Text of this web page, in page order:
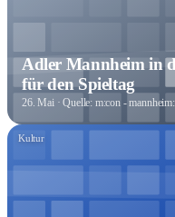
Adler Mannheim in
für den Spieltag
26. Mai· Quelle: m:con -
Kultur